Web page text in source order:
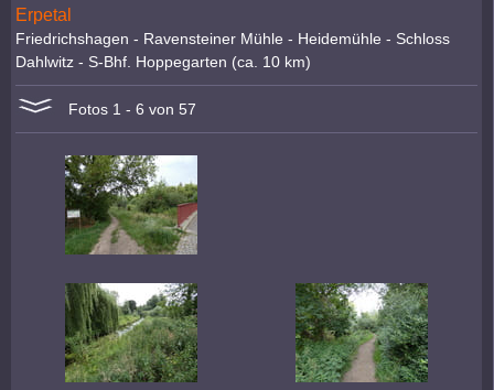
Erpetal
Friedrichshagen - Ravensteiner Mühle - Heidemühle - Schloss
Dahlwitz - S-Bhf. Hoppegarten (ca. 10 km)
Fotos 1 - 6 von 57